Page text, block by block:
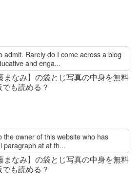
admit. Rarely do I come across a blog
and enga...
まなみ】の袋とじ写真の中身を無料
も読める？
the owner of this website who has
paragraph at at th...
まなみ】の袋とじ写真の中身を無料
も読める？